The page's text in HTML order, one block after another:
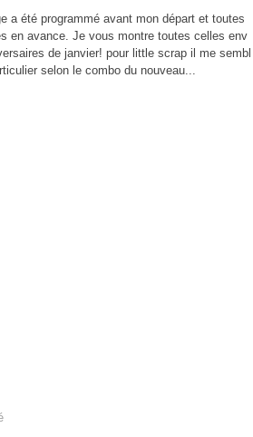
a été programmé avant mon départ et toutes
en avance. Je vous montre toutes celles env
de janvier! pour little scrap il me sembl
selon le combo du nouveau...